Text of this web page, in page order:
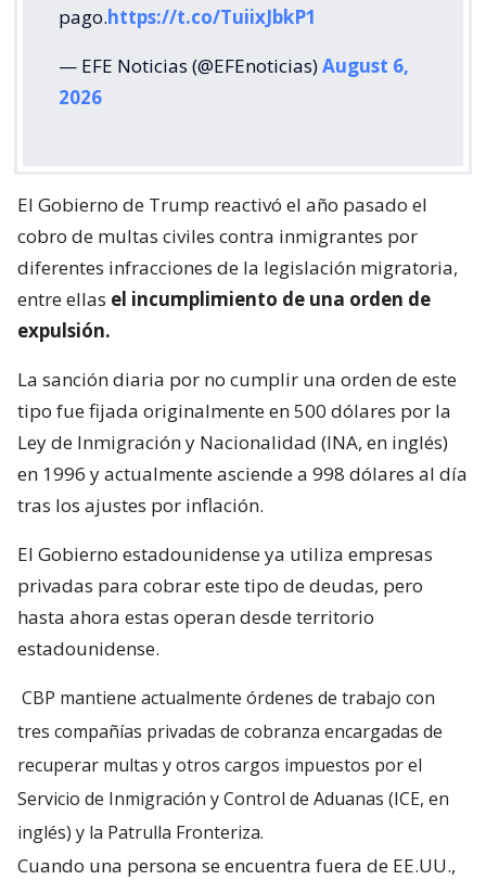
pago.https://t.co/TuiixJbkP1
— EFE Noticias (@EFEnoticias)August 6,
2026
El Gobierno de Trump reactivó el año pasado el
cobro de multas civiles contra inmigrantes por
diferentes infracciones de la legislación migratoria,
entre ellas el incumplimiento de una orden de
expulsión.
La sanción diaria por no cumplir una orden de este
tipo fue fijada originalmente en 500 dólares por la
Ley de Inmigración y Nacionalidad (INA, en inglés)
en 1996 y actualmente asciende a 998 dólares al día
tras los ajustes por inflación.
El Gobierno estadounidense ya utiliza empresas
privadas para cobrar este tipo de deudas, pero
hasta ahora estas operan desde territorio
estadounidense.
CBP mantiene actualmente órdenes de trabajo con
tres compañías privadas de cobranza encargadas de
recuperar multas y otros cargos impuestos por el
Servicio de Inmigración y Control de Aduanas (ICE, en
inglés) y la Patrulla Fronteriza.
Cuando una persona se encuentra fuera de EE.UU.,